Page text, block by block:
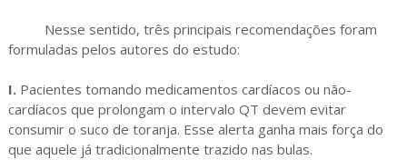
Nesse sentido, três principais recomendações foram
formuladas pelos autores do estudo:
I.Pacientes tomando medicamentos cardíacos ou não-
cardíacos que prolongam o intervalo QT devem evitar
consumir o suco de toranja. Esse alerta ganha mais força do
que aquele já tradicionalmente trazido nas bulas.